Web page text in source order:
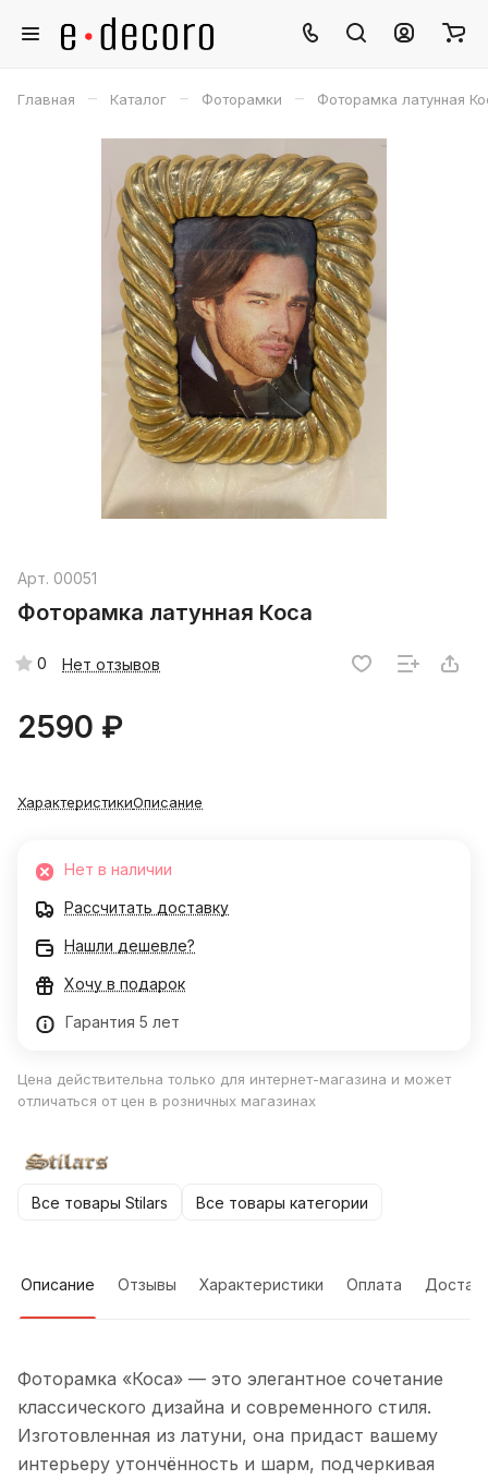
Главная – Каталог – Фоторамки – Фоторамка латунная
Арт. 00051
Фоторамка латунная Коса
0 Нет отзывов
2590 ₽
ХарактеристикиОписание
Нет в наличии
Рассчитать доставку
Нашли дешевле?
Хочу в подарок
Гарантия 5 лет
Цена действительна только для интернет-магазина и может
отличаться от цен в розничных магазинах
Все товары Stilars Все товары категории
Описание Отзывы Характеристики Оплата
Фоторамка «Коса» — это элегантное сочетание
классического дизайна и современного стиля.
Изготовленная из латуни, она придаст вашему
интерьеру утончённость и шарм, подчеркивая